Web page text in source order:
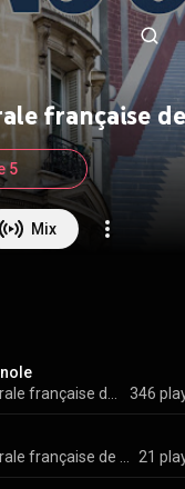
française
Mix
5
346
21